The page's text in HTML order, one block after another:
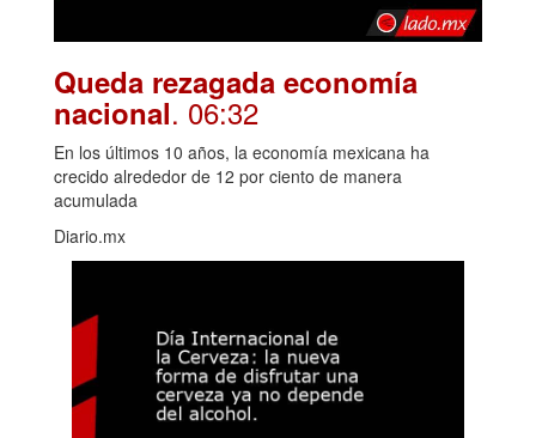
Queda rezagada economía
nacional. 06:32
En los últimos 10 años, la economía mexicana ha
crecido alrededor de 12 por ciento de manera
acumulada
Diario.mx